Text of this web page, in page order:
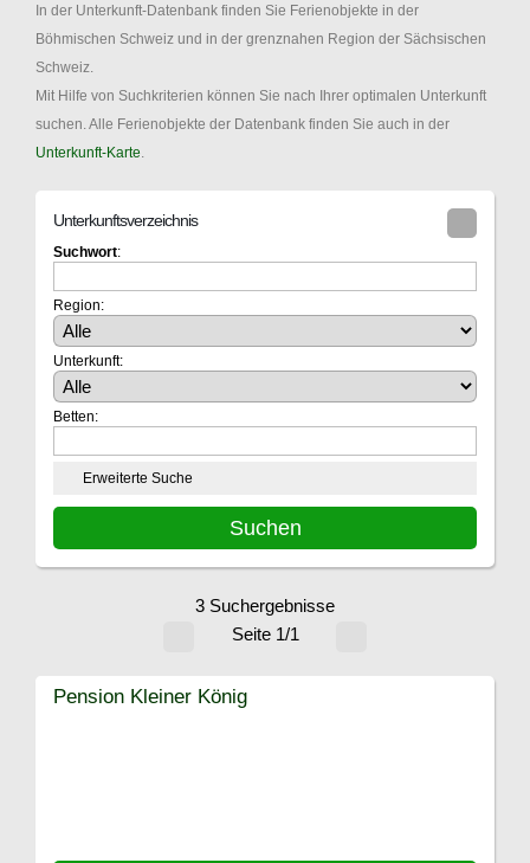
In der Unterkunft-Datenbank finden Sie Ferienobjekte in der
Böhmischen Schweiz und in der grenznahen Region der Sächsischen
Schweiz.
Mit Hilfe von Suchkriterien können Sie nach Ihrer optimalen Unterkunft
suchen. Alle Ferienobjekte der Datenbank finden Sie auch in der
Unterkunft-Karte
Unterkunftsverzeichnis
Suchwort:
Region:
Unterkunft:
Betten:
Erweiterte Suche
3 Suchergebnisse
Seite 1/1
Pension Kleiner König